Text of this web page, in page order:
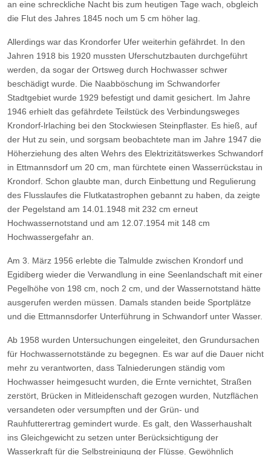
an eine schreckliche Nacht bis zum heutigen Tage wach, obgleich
die Flut des Jahres 1845 noch um 5 cm höher lag.
Allerdings war das Krondorfer Ufer weiterhin gefährdet. In den
Jahren 1918 bis 1920 mussten Uferschutzbauten durchgeführt
werden, da sogar der Ortsweg durch Hochwasser schwer
beschädigt wurde. Die Naabböschung im Schwandorfer
Stadtgebiet wurde 1929 befestigt und damit gesichert. Im Jahre
1946 erhielt das gefährdete Teilstück des Verbindungsweges
Krondorf-lrlaching bei den Stockwiesen Steinpflaster. Es hieß, auf
der Hut zu sein, und sorgsam beobachtete man im Jahre 1947 die
Höherziehung des alten Wehrs des Elektrizitätswerkes Schwandorf
in Ettmannsdorf um 20 cm, man fürchtete einen Wasserrückstau in
Krondorf. Schon glaubte man, durch Einbettung und Regulierung
des Flusslaufes die Flutkatastrophen gebannt zu haben, da zeigte
der Pegelstand am 14.01.1948 mit 232 cm erneut
Hochwassernotstand und am 12.07.1954 mit 148 cm
Hochwassergefahr an.
Am 3. März 1956 erlebte die Talmulde zwischen Krondorf und
Egidiberg wieder die Verwandlung in eine Seenlandschaft mit einer
Pegelhöhe von 198 cm, noch 2 cm, und der Wassernotstand hätte
ausgerufen werden müssen. Damals standen beide Sportplätze
und die Ettmannsdorfer Unterführung in Schwandorf unter Wasser.
Ab 1958 wurden Untersuchungen eingeleitet, den Grundursachen
für Hochwassernotstände zu begegnen. Es war auf die Dauer nicht
mehr zu verantworten, dass Talniederungen ständig vom
Hochwasser heimgesucht wurden, die Ernte vernichtet, Straßen
zerstört, Brücken in Mitleidenschaft gezogen wurden, Nutzflächen
versandeten oder versumpften und der Grün- und
Rauhfutterertrag gemindert wurde. Es galt, den Wasserhaushalt
ins Gleichgewicht zu setzen unter Berücksichtigung der
Wasserkraft für die Selbstreinigung der Flüsse. Gewöhnlich